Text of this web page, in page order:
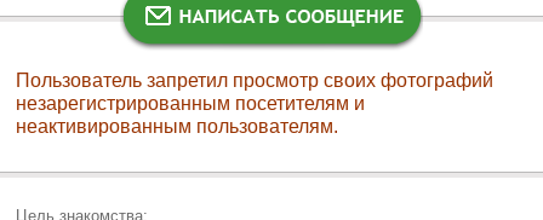
Пользователь запретил просмотр своих фотографий
незарегистрированным посетителям и
неактивированным пользователям.
Цель знакомства: